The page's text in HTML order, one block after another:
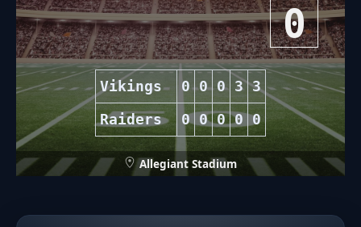
0
Vikings 0 0 0 3 3
Raiders
0 0 0 0 0
Allegiant Stadium